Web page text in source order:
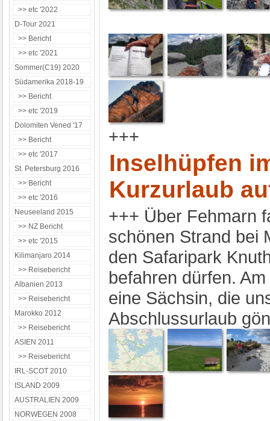
>> etc '2022
D-Tour 2021
>> Bericht
>> etc '2021
Sommer(C19) 2020
Südamerika 2018-19
>> Bericht
>> etc '2019
Dolomiten Vened '17
>> Bericht
>> etc '2017
St. Petersburg 2016
>> Bericht
>> etc '2016
Neuseeland 2015
>> NZ Bericht
>> etc '2015
Kilimanjaro 2014
>> Reisebericht
Albanien 2013
>> Reisebericht
Marokko 2012
>> Reisebericht
ASIEN 2011
>> Reisebericht
IRL-SCOT 2010
ISLAND 2009
AUSTRALIEN 2009
NORWEGEN 2008
+++
Inselhüpfen
Kurzurlaub
+++ Über Fehmarn
schönen Strand bei
den Safaripark
befahren dürfen.
eine Sächsin, die
Abschlussurlaub